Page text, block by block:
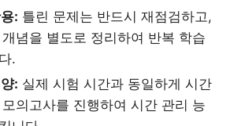
: 틀린 문제는 반드시 재점검하고,
념을 별도로 정리하여 반복 학습
.
: 실제 시험 시간과 동일하게 시간
의고사를 진행하여 시간 관리 능